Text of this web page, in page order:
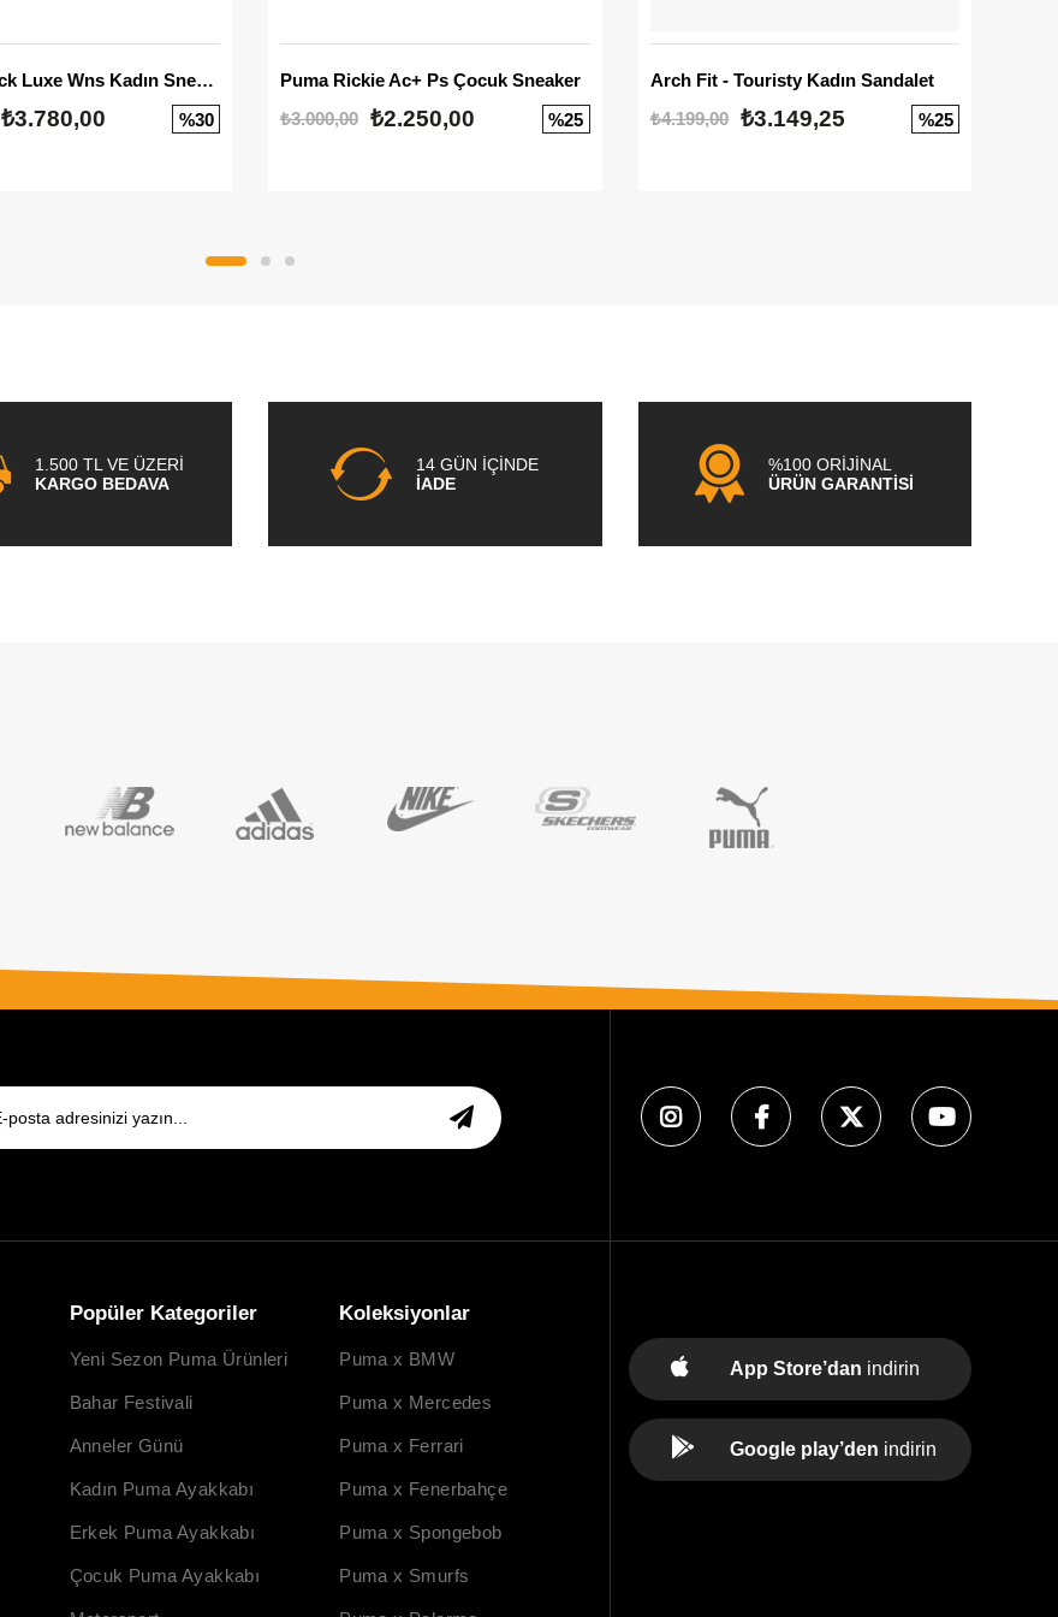
Mayze Stack Luxe Wns Kadın Sneaker
₺3.780,00 %30
Puma Rickie Ac+ Ps Çocuk Sneaker
₺3.000,00 ₺2.250,00 %25
Arch Fit - Touristy Kadın Sandalet
₺4.199,00
₺3.149,25 %25
1.500 TL VE ÜZERİ
KARGO BEDAVA
14 GÜN İÇİNDE
İADE
%100 ORİJİNAL
ÜRÜN GARANTİSİ
Popüler Kategoriler
Yeni Sezon Puma Ürünleri
Bahar Festivali
Anneler Günü
Kadın Puma Ayakkabı
Erkek Puma Ayakkabı
Çocuk Puma Ayakkabı
Koleksiyonlar
Puma x BMW
Puma x Mercedes
Puma x Ferrari
Puma x Fenerbahçe
Puma x Spongebob
Puma x Smurfs
App Store’dan indirin
Google play’den indirin